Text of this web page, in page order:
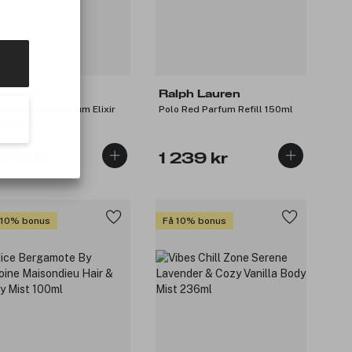
In Red Parfum Elixir
Ralph Lauren
Polo Red Parfum Refill 150ml
1 239 kr
bonus Få 10% bonus